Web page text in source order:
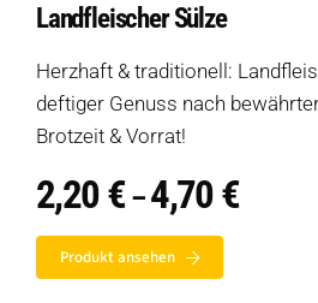
Landfleischer Sülze
Herzhaft & traditionell:
deftiger Genuss nach
Brotzeit & Vorrat!
2,20€ –4,70€2,20 €
Produkt ansehen